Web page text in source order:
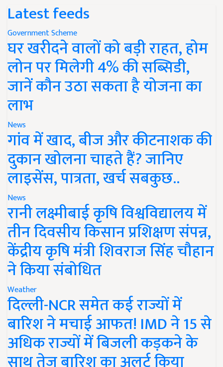
Latest feeds
Government Scheme
घर खरीदने वालों को बड़ी राहत, होम
लोन पर मिलेगी 4% की सब्सिडी,
जानें कौन उठा सकता है योजना का
लाभ
News
गांव में खाद, बीज और कीटनाशक की
दुकान खोलना चाहते हैं? जानिए
लाइसेंस, पात्रता, खर्च सबकुछ..
News
रानी लक्ष्मीबाई कृषि विश्वविद्यालय में
तीन दिवसीय किसान प्रशिक्षण संपन्न,
केंद्रीय कृषि मंत्री शिवराज सिंह चौहान
ने किया संबोधित
Weather
दिल्ली-NCR समेत कई राज्यों में
बारिश ने मचाई आफत! IMD ने 15 से
अधिक राज्यों में बिजली कड़कने के